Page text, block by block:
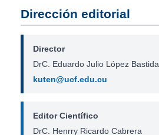
Dirección editorial
Director
DrC. Eduardo Julio López Bastida
kuten@ucf.edu.cu
Editor Científico
DrC. Henrry Ricardo Cabrera